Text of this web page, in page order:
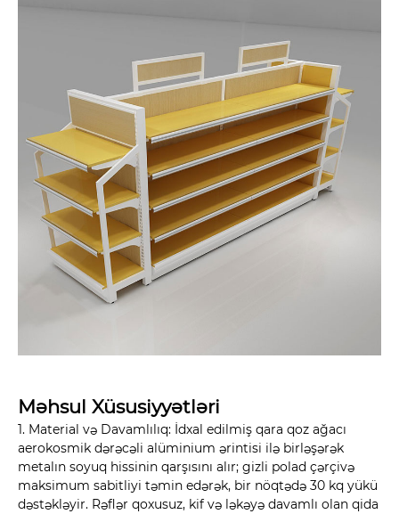
Məhsul Xüsusiyyətləri
1. Material və Davamlılıq: İdxal edilmiş qara qoz ağacı
aerokosmik dərəcəli alüminium ərintisi ilə birləşərək
metalın soyuq hissinin qarşısını alır; gizli polad çərçivə
maksimum sabitliyi təmin edərək, bir nöqtədə 30 kq yükü
dəstəkləyir. Rəflər qoxusuz, kif və ləkəyə davamlı olan qida